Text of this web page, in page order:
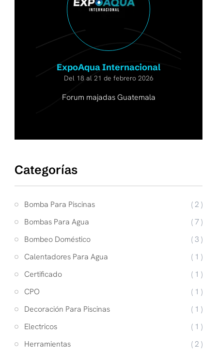
ExpoAqua Internacional
Del 18 al 21 de febrero 2026
Forum majadas Guatemala
Categorías
Bomba Para Piscinas
( 2 )
Bombas Para Agua
( 7 )
Bombeo Doméstico
( 3 )
Calentadores Para Agua
( 1 )
Certificado
( 1 )
CPO
( 1 )
Decoración Para Piscinas
( 1 )
Electricos
( 1 )
Herramientas
( 2 )